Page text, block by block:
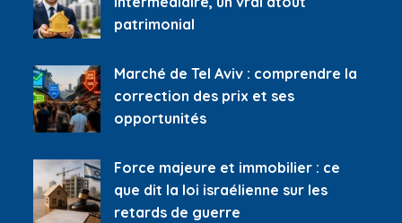
patrimonial
Marché de Tel Aviv : comprendre la
correction des prix et ses
opportunités
Force majeure et immobilier : ce
que dit la loi israélienne sur les
retards de guerre